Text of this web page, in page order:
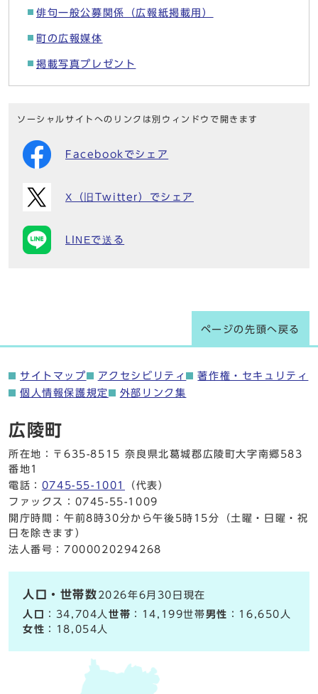
俳句一般公募関係（広報紙掲載用）
町の広報媒体
掲載写真プレゼント
ソーシャルサイトへのリンクは別ウィンドウで開きます
Facebookでシェア
X（旧Twitter）でシェア
LINEで送る
ページの先頭へ戻る
サイトマップ アクセシビリティ
著作権・セキュリティ
個人情報保護規定
外部リンク集
広陵町
所在地：〒635-8515 奈良県北葛城郡広陵町大字南郷583
番地1
電話： 0745-55-1001
（代表）
ファックス：0745-55-1009
開庁時間：午前8時30分から午後5時15分（土曜・日曜・祝
日を除きます）
法人番号：7000020294268
人口・世帯数 2026年6月30日現在
人口
：34,704人世帯 ：14,199世帯男性 ：16,650人
女性 ：18,054人